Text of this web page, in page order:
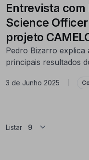
Entrevista com
Science
projeto
Pedro Bizarro explica
principais resultados
3 de Junho 2025
Listar